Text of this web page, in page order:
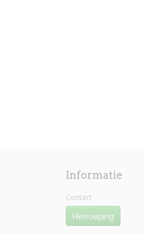
Informatie
Contact
Herroeping